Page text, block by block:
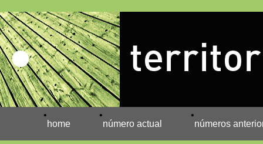
•
home
•
número actual
•
números